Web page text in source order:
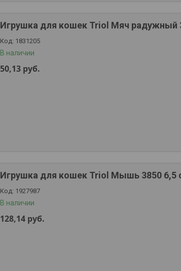
Игрушка для кошек Triol Мяч радужный
1831205
В наличии
50,13 руб.
Игрушка для кошек Triol Мышь 3850 6,5
1927987
В наличии
128,14 руб.